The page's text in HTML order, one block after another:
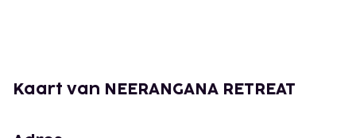
parkeerplaatsen. De accommodatie heeft een tuin
Kaart van NEERANGANA RETREAT